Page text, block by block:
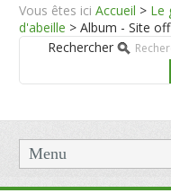
Vous êtes ici Accueil > Le
d'abeille > Album - Site
Rechercher
Menu